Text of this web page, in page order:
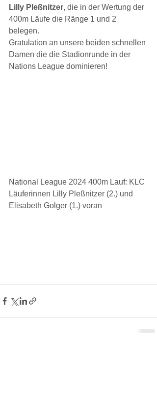
Lilly Pleßnitzer, die in der Wertung der
400m Läufe die Ränge 1 und 2
belegen.
Gratulation an unsere beiden schnellen
Damen die die Stadionrunde in der
Nations League dominieren!
National League 2024 400m Lauf: KLC
Läuferinnen Lilly Pleßnitzer (2.) und
Elisabeth Golger (1.) voran